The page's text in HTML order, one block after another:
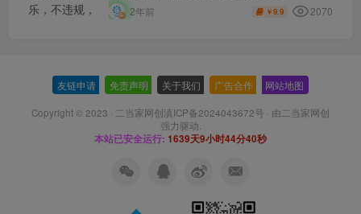
2年前 ￥9.9 2070
友链申请 免责声明 关于我们 广告合作 网站地图
Copyright © 2023 · 二当家网创滇ICP备2024043672号 · 由二当家网创
强力驱动.
本站已安全运行: 1639天9小时44分40秒